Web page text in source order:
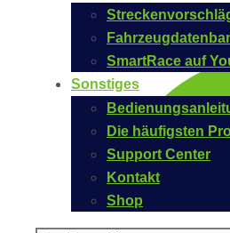
SmartRace auf
Sonstiges
Die häufigsten
Support Center
Kontakt
Shop